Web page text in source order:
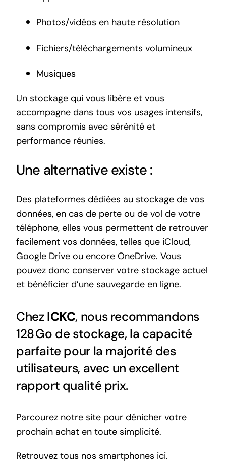
Photos/vidéos en haute résolution
Fichiers/téléchargements volumineux
Musiques
Un stockage qui vous libère et vous
accompagne dans tous vos usages intensifs,
sans compromis avec sérénité et
performance réunies.
Une alternative existe :
Des plateformes dédiées au stockage de vos
données, en cas de perte ou de vol de votre
téléphone, elles vous permettent de retrouver
facilement vos données, telles que iCloud,
Google Drive ou encore OneDrive. Vous
pouvez donc conserver votre stockage actuel
et bénéficier d’une sauvegarde en ligne.
ChezICKC, nous recommandons
128 Go de stockage, la capacité
parfaite pour la majorité des
utilisateurs, avec un excellent
rapport qualité prix.
Parcourez notre site pour dénicher votre
prochain achat en toute simplicité.
Retrouvez tous nos smartphones ici.